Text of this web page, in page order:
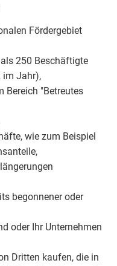
Fördergebiet
250 Beschäftigte
im Jahr),
Bereich "Betreutes
wie zum Beispiel
begonnener oder
oder Ihr Unternehmen
Dritten kaufen, die in